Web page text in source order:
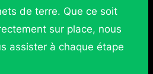
de terre. Que ce soit
sur place, nous
assister à chaque étape